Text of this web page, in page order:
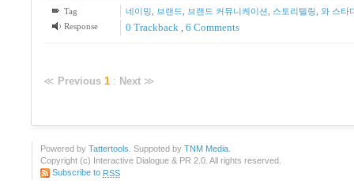
Tag 네이밍 브랜드 브랜드 커뮤니케이션 스토리텔링
와 스타
Response
0 Trackback , 6 Comments
≪ Previous 1 : Next ≫
Powered by Tattertools . Suppoted by TNM Media
Copyright (c) Interactive Dialogue & PR 2.0. All rights reserved.
Subscribe to RSS